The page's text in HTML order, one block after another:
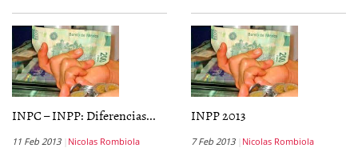
INPC – INPP: Diferencias...
11 Feb 2013 Nicolas Rombiola
INPP 2013
7 Feb 2013 Nicolas Rombiola